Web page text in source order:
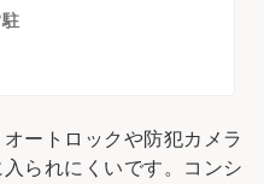
ートロックや防犯カメラ
られにくいです。コンシ